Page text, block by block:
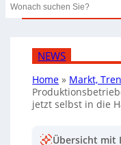
Search
NEWS
Home » Markt,
jetzt selbst in die
Übersicht mit